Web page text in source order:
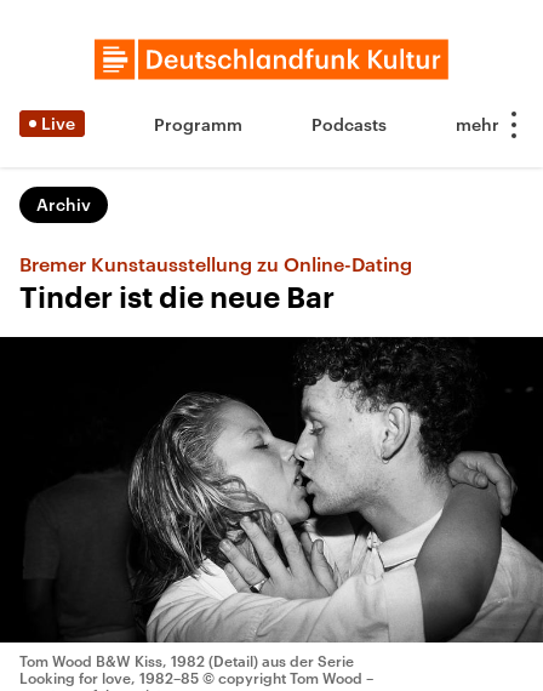
Live Programm Podcasts
Archiv
Bremer Kunstausstellung zu Online-Dating
Tinder ist die neue Bar
Tom Wood B&W Kiss, 1982 (Detail) aus der Serie
Looking for love, 1982–85 © copyright Tom Wood –